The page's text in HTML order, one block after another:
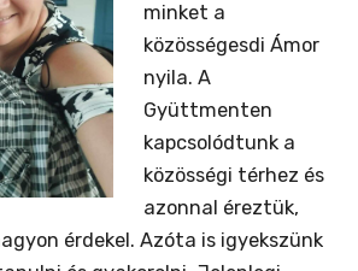
minket a
közösségesdi Ámor
nyila. A
Gyüttmenten
kapcsolódtunk a
közösségi térhez és
azonnal éreztük,
érdekel. Azóta is igyekszünk